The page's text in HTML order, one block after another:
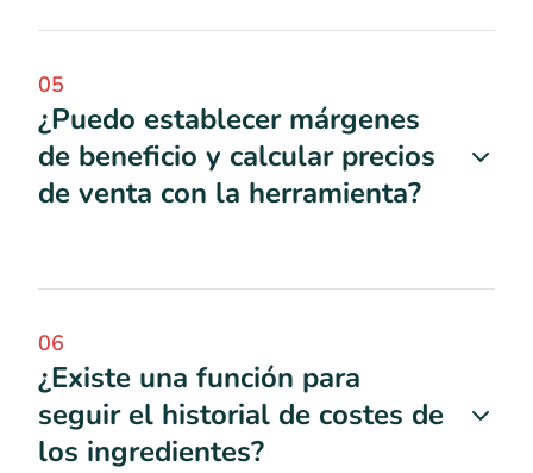
05
¿Puedo establecer márgenes
de beneficio y calcular precios
de venta con la herramienta?
06
¿Existe una función para
seguir el historial de costes de
los ingredientes?